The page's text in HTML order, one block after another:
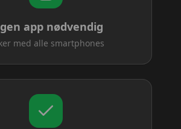
app nødvendig
med alle smartphones